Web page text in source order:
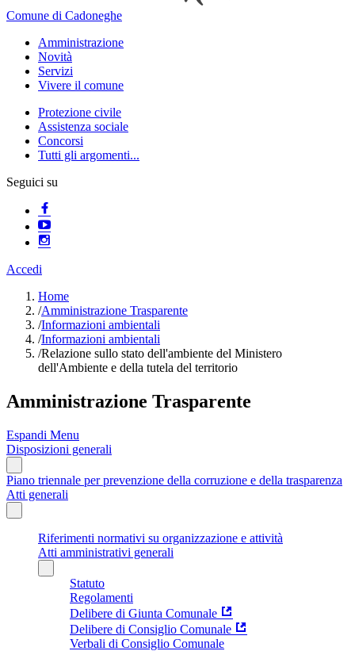
Comune di Cadoneghe
Amministrazione
Novità
Servizi
Vivere il comune
Protezione civile
Assistenza sociale
Concorsi
Tutti gli argomenti...
Seguici su
Accedi
Home
/Amministrazione Trasparente
/Informazioni ambientali
/Informazioni ambientali
/Relazione sullo stato dell'ambiente del Ministero
dell'Ambiente e della tutela del territorio
Amministrazione Trasparente
Espandi Menu
Disposizioni generali
Piano triennale per prevenzione della corruzione e della trasparenza
Atti generali
Riferimenti normativi su organizzazione e attività
Atti amministrativi generali
Statuto
Regolamenti
Delibere di Giunta Comunale
Delibere di Consiglio Comunale
Verbali di Consiglio Comunale